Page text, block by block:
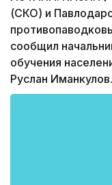
(СКО) и
сообщил
обучения
Руслан Иманкулов.